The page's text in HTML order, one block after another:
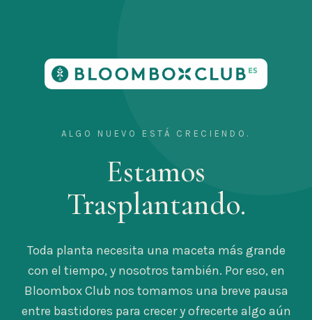
ALGO NUEVO ESTÁ CRECIENDO.
Estamos
Trasplantando.
Toda planta necesita una maceta más grande
con el tiempo, y nosotros también. Por eso, en
Bloombox Club nos tomamos una breve pausa
entre bastidores para crecer y ofrecerte algo aún